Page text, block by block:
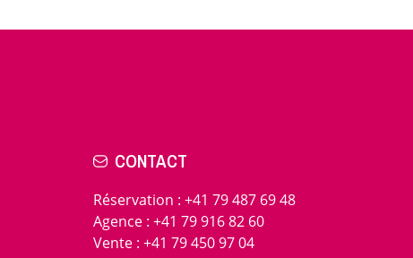
CONTACT
Réservation : +41 79 487 69 48
Agence : +41 79 916 82 60
Vente : +41 79 450 97 04